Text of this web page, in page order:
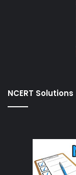
NCERT Solutions